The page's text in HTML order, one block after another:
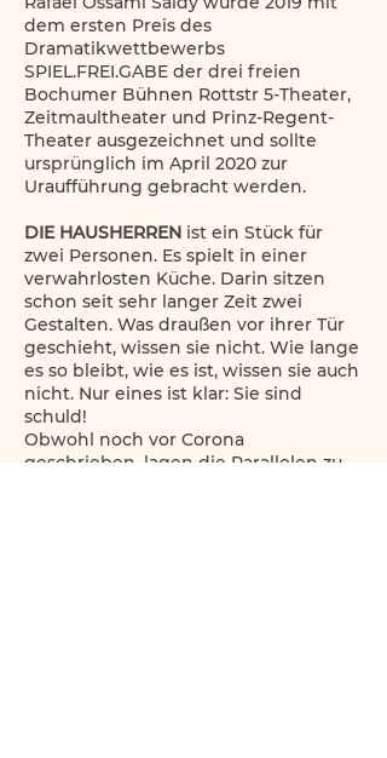
dem ersten Preis des
Dramatikwettbewerbs
SPIEL.FREI.GABE der drei freien
Bochumer Bühnen Rottstr 5-Theater,
Zeitmaultheater und Prinz-Regent-
Theater ausgezeichnet und sollte
ursprünglich im April 2020 zur
Uraufführung gebracht werden.
DIE HAUSHERREN ist ein Stück für
zwei Personen. Es spielt in einer
verwahrlosten Küche. Darin sitzen
schon seit sehr langer Zeit zwei
Gestalten. Was draußen vor ihrer Tür
geschieht, wissen sie nicht. Wie lange
es so bleibt, wie es ist, wissen sie auch
nicht. Nur eines ist klar: Sie sind
schuld!
Obwohl noch vor Corona
geschrieben, lagen die Parallelen zu